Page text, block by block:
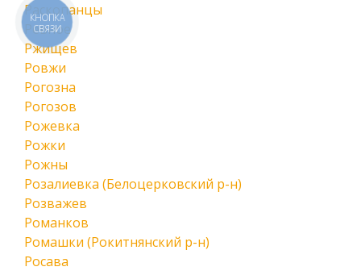
Раскопанцы
Ревное
Ржищев
Ровжи
Рогозна
Рогозов
Рожевка
Рожки
Рожны
Розалиевка (Белоцерковский р-н)
Розважев
Романков
Ромашки (Рокитнянский р-н)
Росава
КНОПКА
СВЯЗИ